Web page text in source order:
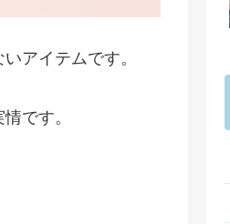
アイテムです。
です。